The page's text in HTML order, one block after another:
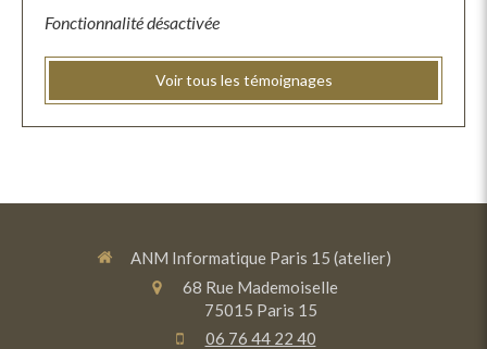
Fonctionnalité désactivée
Voir tous les témoignages
ANM Informatique Paris 15 (atelier)
68 Rue Mademoiselle
75015 Paris 15
06 76 44 22 40